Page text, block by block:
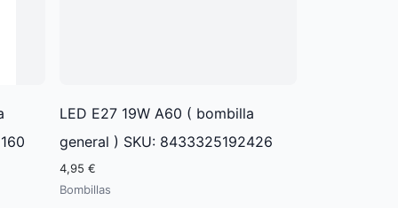
LED E27 19W A60 ( bombilla
general ) SKU: 8433325192426
4,95 €
Bombillas